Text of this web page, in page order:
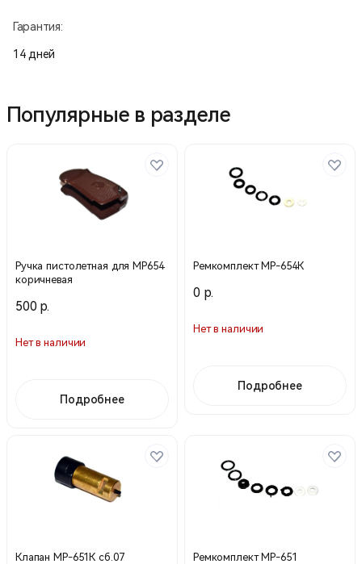
Гарантия:
14 дней
Популярные в разделе
Ручка пистолетная для МР654
коричневая
500 р.
Нет в наличии
Подробнее
Ремкомплект МР-654К
0 р.
Нет в наличии
Подробнее
Клапан МР-651К сб.07 Ремкомплект МР-651